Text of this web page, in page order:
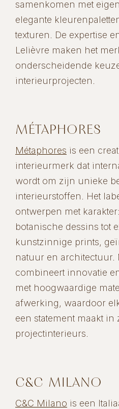
samenkomen met
elegante
texturen. De expertise
Lelièvre maken het
onderscheidende
interieurprojecten.
MÉTAPHORES
Métaphores is een
interieurmerk dat
wordt om zijn unieke
interieurstoffen. Het
ontwerpen met
botanische dessins tot
kunstzinnige prints,
natuur en architectuur.
combineert innovatie
met hoogwaardige
afwerking, waardoor
een statement maakt
projectinterieurs.
C&C MILANO
C&C Milano is een